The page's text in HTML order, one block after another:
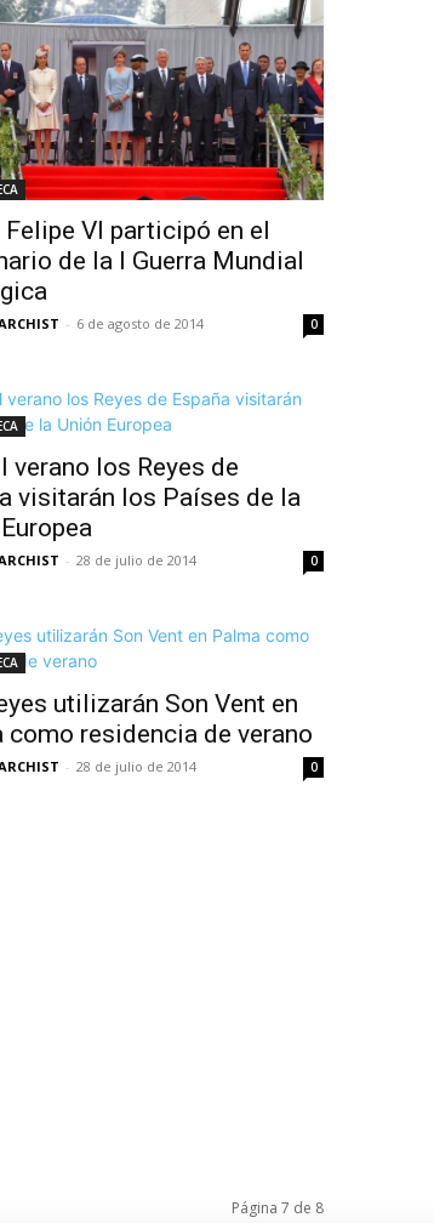
Felipe VI participó en el
de la I Guerra Mundial
- 6 de agosto de 2014 0
verano los Reyes de
visitarán los Países de la
- 28 de julio de 2014 0
utilizarán Son Vent en
como residencia de verano
- 28 de julio de 2014 0
Página 7 de 8